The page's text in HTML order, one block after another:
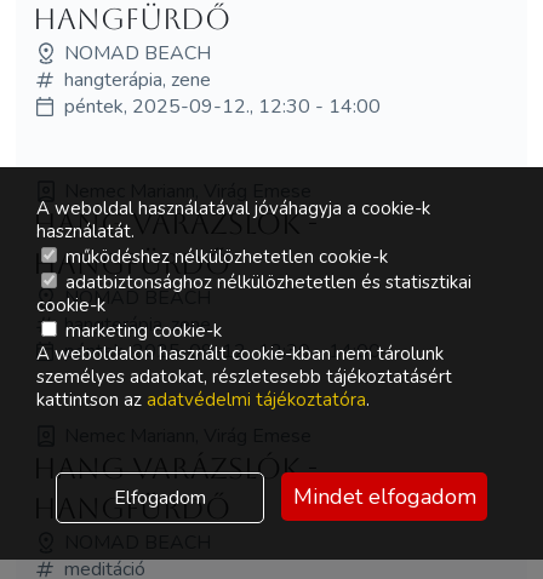
HANGFÜRDŐ
NOMAD BEACH
hangterápia, zene
péntek, 2025-09-12., 12:30 - 14:00
Hang Varázslók -
HANGFÜRDŐ
NOMAD BEACH
hangterápia, zene
péntek, 2025-09-12., 12:30 - 14:00
Hang Varázslók -
HANGFÜRDŐ
meditáció
A weboldal használatával jóváhagyja a cookie-k
használatát.
működéshez nélkülözhetetlen cookie-k
adatbiztonsághoz nélkülözhetetlen és statisztikai
cookie-k
marketing cookie-k
A weboldalon használt cookie-kban nem tárolunk
személyes adatokat, részletesebb tájékoztatásért
kattintson az adatvédelmi tájékoztatóra.
Elfogadom Mindet elfogadom